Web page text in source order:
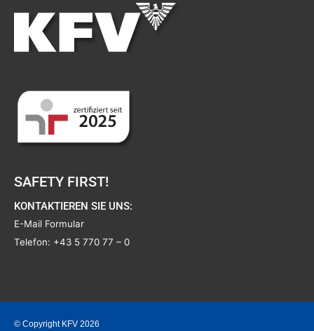
SAFETY FIRST!
KONTAKTIEREN SIE UNS:
E-Mail Formular
Telefon: +43 5 770 77 – 0
© Copyright KFV 2026